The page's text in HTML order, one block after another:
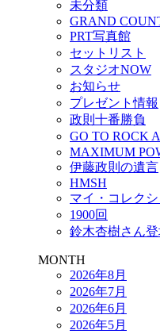
未分類
GRAND
PRT写真館
セットリスト
スタジオNOW
お知らせ
プレゼント情報
政則十番勝負
GO TO ROCK
MAXIMUM
伊藤政則の遺言
HMSH
マイ・コレク
1900回
鈴木杏樹さん
MONTH
2026年8月
2026年7月
2026年6月
2026年5月